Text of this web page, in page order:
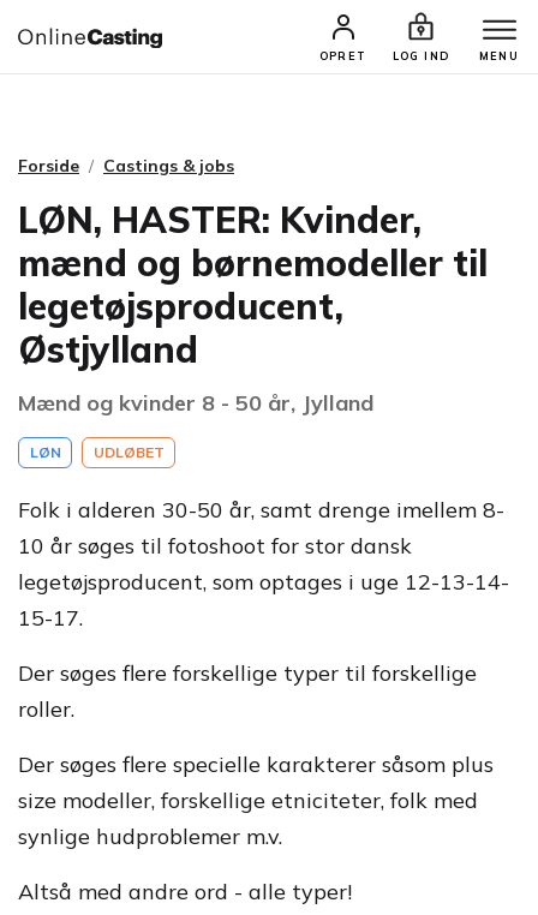
OPRET LOG IND MENU
CASTINGS & JOBS SØG PROFIL
Forside Castings & jobs
LØN, HASTER: Kvinder,
mænd og børnemodeller til
legetøjsproducent,
Østjylland
Mænd og kvinder 8 - 50 år, Jylland
LØN UDLØBET
Folk i alderen 30-50 år, samt drenge imellem 8-
10 år søges til fotoshoot for stor dansk
legetøjsproducent, som optages i uge 12-13-14-
15-17.
Der søges flere forskellige typer til forskellige
roller.
Der søges flere specielle karakterer såsom plus
size modeller, forskellige etniciteter, folk med
synlige hudproblemer m.v.
Altså med andre ord - alle typer!